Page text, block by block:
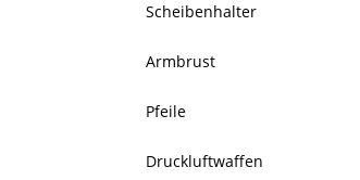
Scheibenhalter
Armbrust
Pfeile
Druckluftwaffen